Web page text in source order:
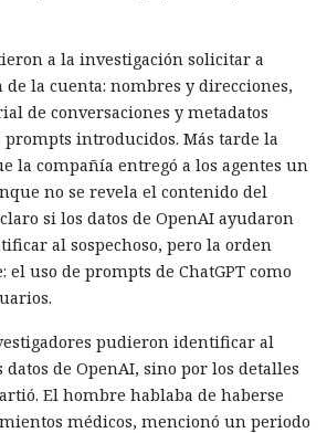
a la investigación solicitar a
la cuenta: nombres y direcciones,
de conversaciones y metadatos
prompts introducidos. Más tarde la
la compañía entregó a los agentes un
no se revela el contenido del
si los datos de OpenAI ayudaron
al sospechoso, pero la orden
el uso de prompts de ChatGPT como
pudieron identificar al
de OpenAI, sino por los detalles
El hombre hablaba de haberse
médicos, mencionó un periodo